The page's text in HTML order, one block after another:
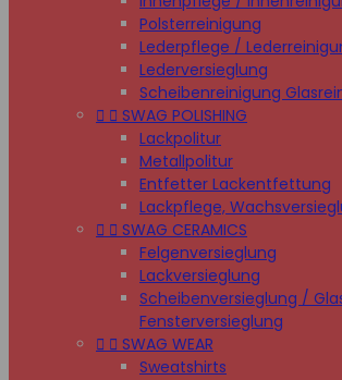
Polsterreinigung
Lederpflege /
Lederversieglung
Scheibenreinigung
  SWAG POLISHING
Lackpolitur
Metallpolitur
Entfetter Lackentfettung
Lackpflege,
  SWAG CERAMICS
Felgenversieglung
Lackversieglung
Scheibenversieglung /
Fensterversieglung
  SWAG WEAR
Sweatshirts